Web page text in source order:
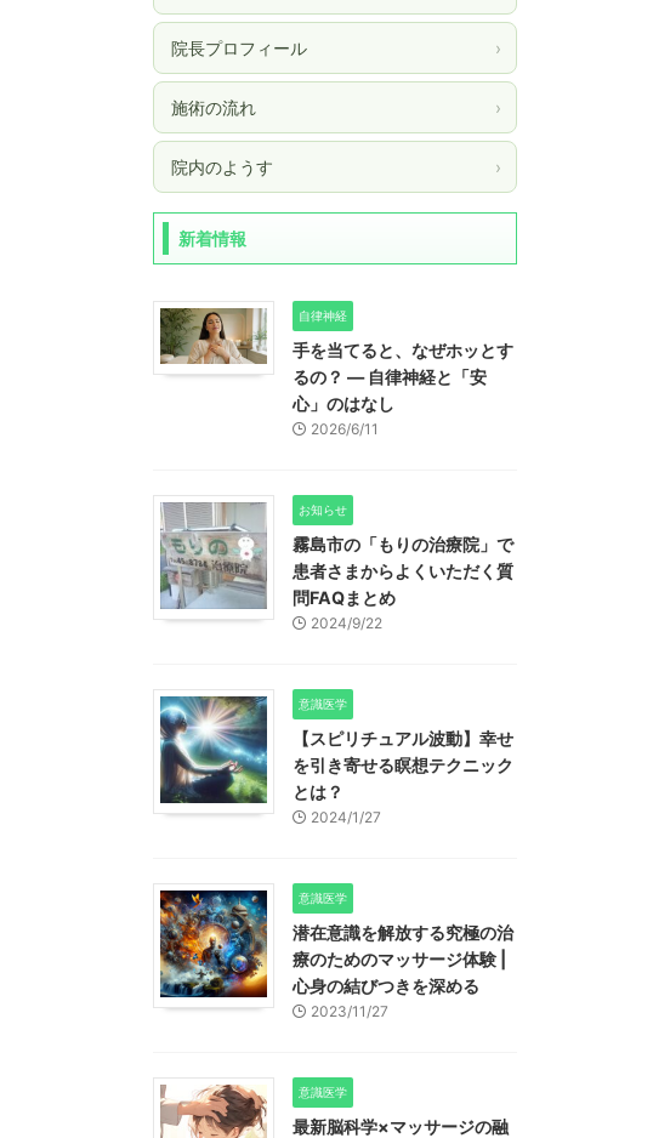
院長プロフィール ›
施術の流れ ›
院内のようす ›
新着情報
自律神経
手を当てると、なぜホッとす
るの？ ― 自律神経と「安
心」のはなし
2026/6/11
お知らせ
霧島市の「もりの治療院」で
患者さまからよくいただく質
問FAQまとめ
2024/9/22
意識医学
【スピリチュアル波動】幸せ
を引き寄せる瞑想テクニック
とは？
2024/1/27
意識医学
潜在意識を解放する究極の治
療のためのマッサージ体験 |
心身の結びつきを深める
2023/11/27
意識医学
最新脳科学×マッサージの融